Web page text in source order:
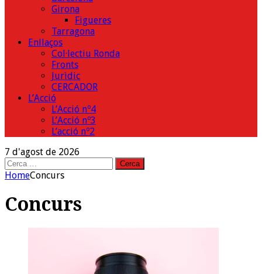
Girona
Figueres
Tarragona
Enllaços
Col·lectiu Ronda
Fronts
Jurìdic
CERCADOR
L’Acció
L’Acció nº4
L’Acció nº3
L’acció nº2
7 d'agost de 2026
Cerca:
HomeConcurs
Concurs